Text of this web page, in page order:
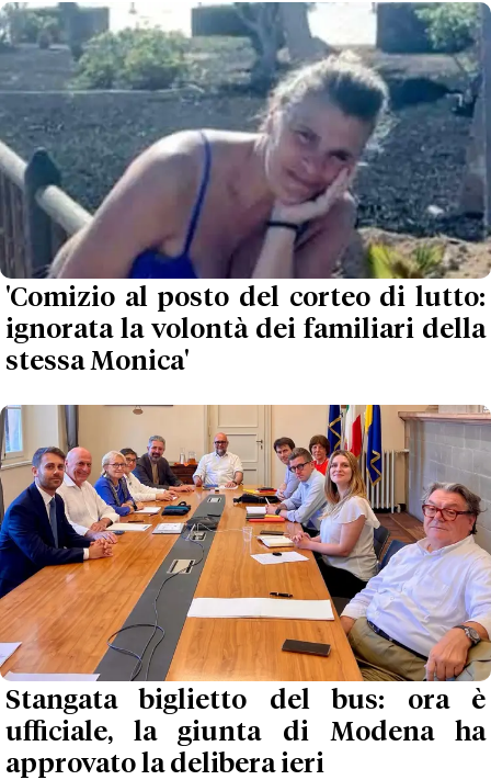
'Comizio al posto del corteo di lutto:
ignorata la volontà dei familiari della
stessa Monica'
Stangata biglietto del bus: ora è
ufficiale, la giunta di Modena ha
approvato la delibera ieri